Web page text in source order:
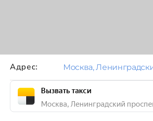
Адрес: Москва,
Вызвать такси
Москва, Ленинградский